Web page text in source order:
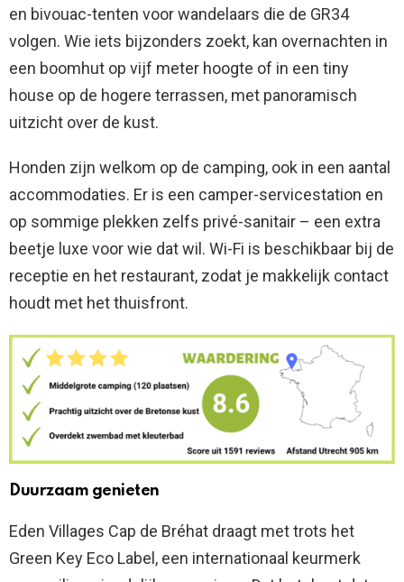
en bivouac-tenten voor wandelaars die de GR34
volgen. Wie iets bijzonders zoekt, kan overnachten in
een boomhut op vijf meter hoogte of in een tiny
house op de hogere terrassen, met panoramisch
uitzicht over de kust.
Honden zijn welkom op de camping, ook in een aantal
accommodaties. Er is een camper-servicestation en
op sommige plekken zelfs privé-sanitair – een extra
beetje luxe voor wie dat wil. Wi-Fi is beschikbaar bij de
receptie en het restaurant, zodat je makkelijk contact
houdt met het thuisfront.
Duurzaam genieten
Eden Villages Cap de Bréhat draagt met trots het
Green Key Eco Label, een internationaal keurmerk